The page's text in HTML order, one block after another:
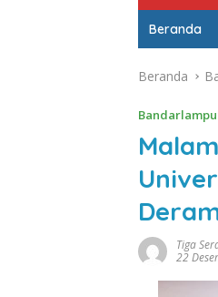
Beranda
Beranda
Tiga
22